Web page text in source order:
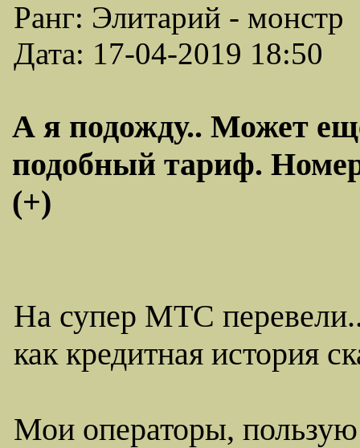
Ранг: Элитарий - монстр
Дата: 17-04-2019 18:50
А я подожду.. Может
подобный тариф.
(+)
На супер МТС
как кредитная история
Мои операторы,